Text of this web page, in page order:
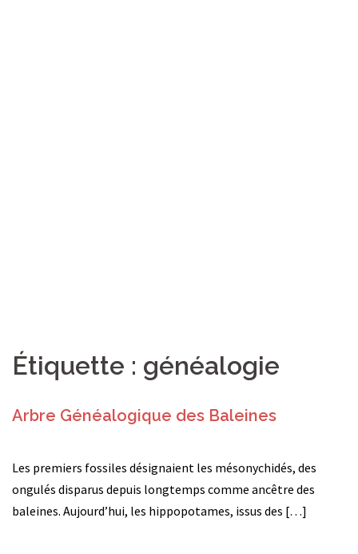
Étiquette : généalogie
Arbre Généalogique des Baleines
Les premiers fossiles désignaient les mésonychidés, des
ongulés disparus depuis longtemps comme ancêtre des
baleines. Aujourd’hui, les hippopotames, issus des […]